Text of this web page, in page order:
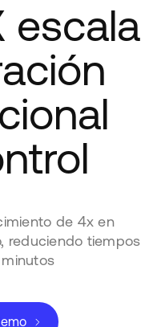
escala
de 4x en
reduciendo tiempos